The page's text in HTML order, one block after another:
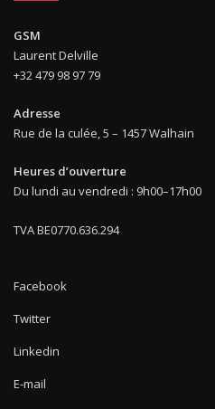
GSM
Laurent Delville
+32 479 98 97 79
Adresse
Rue de la culée, 5 – 1457 Walhain
Heures d’ouverture
Du lundi au vendredi : 9h00–17h00
TVA BE0770.636.294
Facebook
Twitter
Linkedin
E-mail